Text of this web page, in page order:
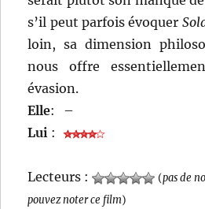
s’il peut parfois évoquer
loin, sa dimension
nous offre
évasion.
Elle:
–
Lui :
Lecteurs : (pas de
pouvez noter ce film)